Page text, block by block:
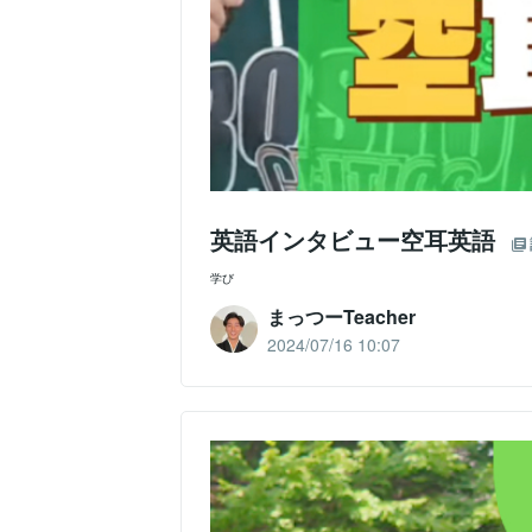
英語インタビュー空耳英語
学び
まっつーTeacher
2024/07/16 10:07